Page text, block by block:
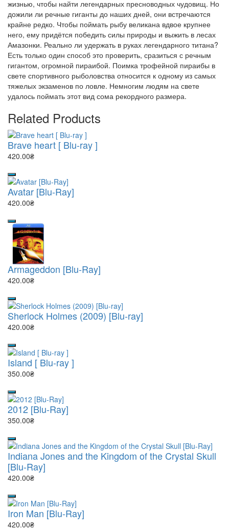
жизнью, чтобы найти легендарных пресноводных чудовищ. Но
дожили ли речные гиганты до наших дней, они встречаются
крайне редко. Чтобы поймать рыбу великана вдвое крупнее
него, ему придётся победить силы природы и выжить в лесах
Амазонки. Реально ли удержать в руках легендарного титана?
Есть только один способ это проверить, сразиться с речным
гигантом, огромной пираибой. Поимка трофейной пираибы в
свете спортивного рыболовства относится к одному из самых
тяжелых экзаменов по ловле. Немногим людям на свете
удалось поймать этот вид сома рекордного размера.
Related Products
Brave heart [ Blu-ray ]
420.00₴
Avatar [Blu-Ray]
420.00₴
Armageddon [Blu-Ray]
420.00₴
Sherlock Holmes (2009) [Blu-ray]
420.00₴
Island [ Blu-ray ]
350.00₴
2012 [Blu-Ray]
350.00₴
Indiana Jones and the Kingdom of the Crystal Skull
[Blu-Ray]
420.00₴
Iron Man [Blu-Ray]
420.00₴